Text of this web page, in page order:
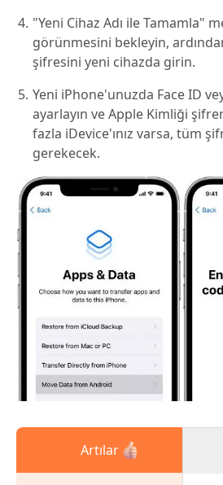
"Yeni Cihaz Adı ile Tamamla"
görünmesini bekleyin,
şifresini yeni cihazda girin.
Yeni iPhone'unuzda Face ID
ayarlayın ve Apple Kimliği
fazla iDevice'ınız varsa, tüm
gerekecek.
Artılar